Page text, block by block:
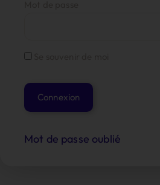
Mot de passe oublié